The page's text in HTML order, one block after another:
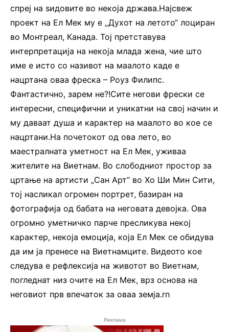
спреј на ѕидовите во некоја држава.Најсвеж
проект на Ел Мек му е „Духот на летото“ лоциран
во Монтреал, Канада. Тој претставува
интерпретација на некоја млада жена, чие што
име е исто со називот на маалото каде е
нацртана оваа фреска – Роуз Филипс.
Фантастично, зарем не?!Сите негови фрески се
интересни, специфични и уникатни на свој начин и
му даваат душа и карактер на маалото во кое се
нацртани.На почетокот од ова лето, во
маестралната уметност на Ел Мек, уживаа
жителите на Виетнам. Во слободниот простор за
цртање на артисти „Сан Арт“ во Хо Ши Мин Сити,
тој насликал огромен портрет, базиран на
фотографија од бабата на неговата девојка. Ова
огромно уметничко парче пресликува некој
карактер, некоја емоција, која Ел Мек се обидува
да им ја пренесе на Виетнамците. Видеото кое
следува е рефлексија на животот во Виетнам,
погледнат низ очите на Ел Мек, врз основа на
неговиот прв впечаток за оваа земја.rn
Реклама